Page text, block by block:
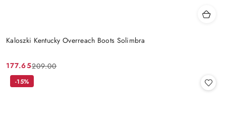
Kaloszki Kentucky Overreach Boots Solimbra
Cena
promocyjna:
177.65
Cena
przed
209.00
-15%